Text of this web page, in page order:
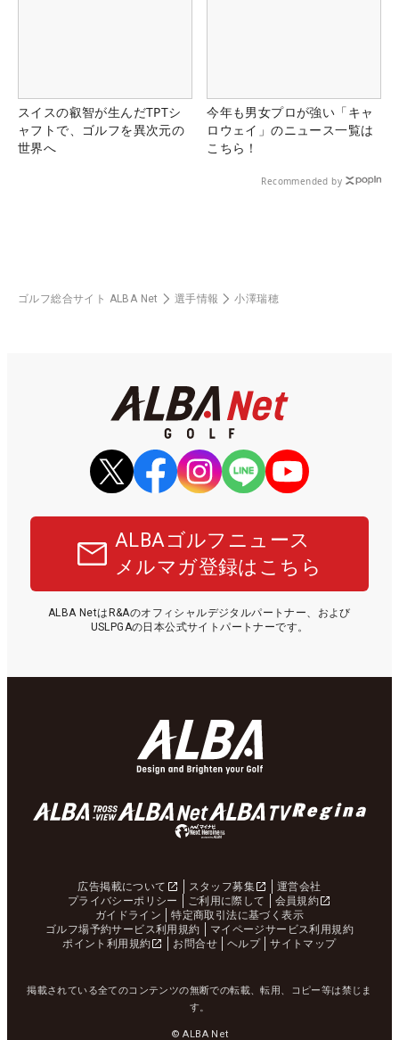
スイスの叡智が生んだTPTシ
ャフトで、ゴルフを異次元の
世界へ
今年も男女プロが強い「キャ
ロウェイ」のニュース一覧は
こちら！
Recommended by
ゴルフ総合サイト ALBA Net 選手情報 小澤瑞穂
ALBAゴルフニュース
メルマガ登録はこちら
ALBA NetはR&Aのオフィシャルデジタルパートナー、および
USLPGAの日本公式サイトパートナーです。
広告掲載について スタッフ募集
運営会社
プライバシーポリシー
ご利用に際して
会員規約
ガイドライン
特定商取引法に基づく表示
ゴルフ場予約サービス利用規約
マイページサービス利用規約
ポイント利用規約
お問合せ ヘルプ サイトマップ
掲載されている全てのコンテンツの無断での転載、転用、コピー等は禁じま
す。
© ALBA Net